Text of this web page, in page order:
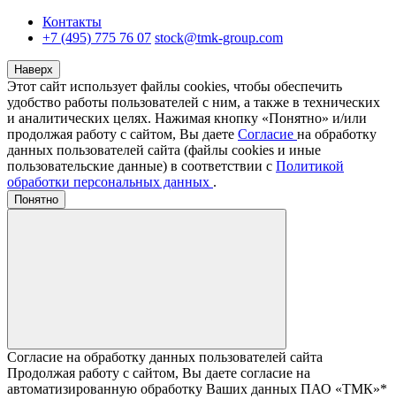
Контакты
+7 (495) 775 76 07 stock@tmk-group.com
Наверх
Этот сайт использует файлы cookies, чтобы обеспечить
удобство работы пользователей с ним, а также в технических
и аналитических целях. Нажимая кнопку «Понятно» и/или
продолжая работу с сайтом, Вы даете Согласие на обработку
данных пользователей сайта (файлы cookies и иные
пользовательские данные) в соответствии с Политикой
обработки персональных данных .
Понятно
Согласие на обработку данных пользователей сайта
Продолжая работу с сайтом, Вы даете согласие на
автоматизированную обработку Ваших данных ПАО «ТМК»*